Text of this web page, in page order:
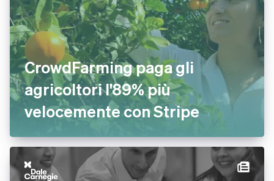
CrowdFarming paga gli
agricoltori l'89% più
velocemente con Stripe